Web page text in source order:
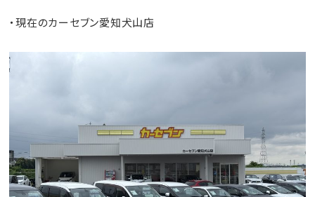
・現在のカーセブン愛知犬山店